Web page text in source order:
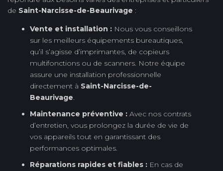
de Saint-Narcisse-de-Beaurivage :
Vente et installation : Nous vous conseillons
sur les meilleurs équipements bureautiques,
qu’il s’agisse d’imprimantes, de copieurs
multifonctions ou de scanners. Notre équipe
assure une installation professionnelle
directement à Saint-Narcisse-de-
Beaurivage.
Maintenance préventive : Avec nos contrats
d’entretien, vous prolongez la durée de vie de
vos appareils tout en garantissant des
performances optimales.
Réparations rapides et fiables : En cas de